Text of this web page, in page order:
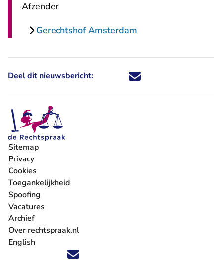
Afzender
Gerechtshof Amsterdam
Deel dit nieuwsbericht: Deel dit nieuwsbericht via X -
Deel dit nieuwsbericht via
Deel dit nieuwsbericht
Deel dit
Volg ons op X (Twitter) - U verlaat Rechtspraak.nl
Volg ons op Facebook - U verlaat Rechtspraak.nl
Volg ons op Instagram - U verlaat Rechtspraak.nl
Volg ons op Youtube - U verlaat Rechtspraak.nl
Volg ons op LinkedIn - U verlaat
'Blijf op de hoogte' nieuwsbrief - U verlaat
Sitemap
Privacy
Cookies
Toegankelijkheid
Spoofing
Vacatures
- U verlaat Rechtspraak.nl
Archief
Over rechtspraak.nl
English